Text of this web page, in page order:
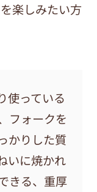
楽しみたい方
使っている
フォークを
かりした質
いに焼かれ
きる、重厚